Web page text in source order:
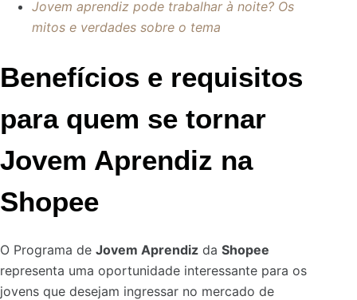
Jovem aprendiz pode trabalhar à noite? Os
mitos e verdades sobre o tema
Benefícios e requisitos
para quem se tornar
Jovem Aprendiz na
Shopee
O Programa de Jovem Aprendiz da Shopee
representa uma oportunidade interessante para os
jovens que desejam ingressar no mercado de